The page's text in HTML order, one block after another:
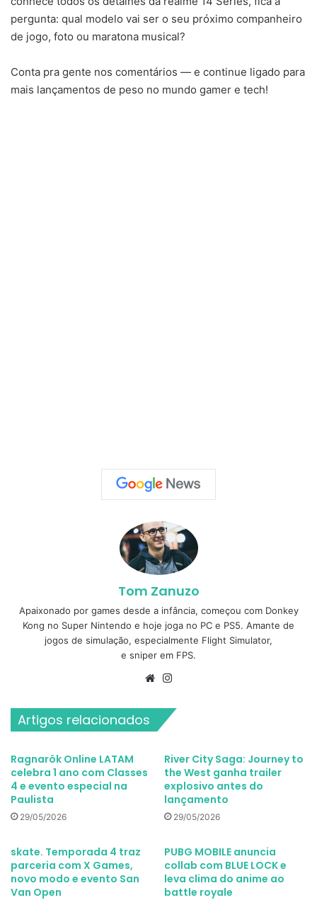
pergunta: qual modelo vai ser o seu próximo companheiro
de jogo, foto ou maratona musical?
Conta pra gente nos comentários — e continue ligado para
mais lançamentos de peso no mundo gamer e tech!
Tom Zanuzo
Apaixonado por games desde a infância, começou com Donkey
Kong no Super Nintendo e hoje joga no PC e PS5. Amante de
jogos de simulação, especialmente Flight Simulator,
e sniper em FPS.
Website
Artigos relacionados
Ragnarök Online LATAM
celebra 1 ano com Classes
4 e evento especial na
Paulista
29/05/2026
River City Saga: Journey to
the West ganha trailer
explosivo antes do
lançamento
29/05/2026
skate. Temporada 4 traz
parceria com X Games,
novo modo e evento San
Van Open
PUBG MOBILE anuncia
collab com BLUE LOCK e
leva clima do anime ao
battle royale